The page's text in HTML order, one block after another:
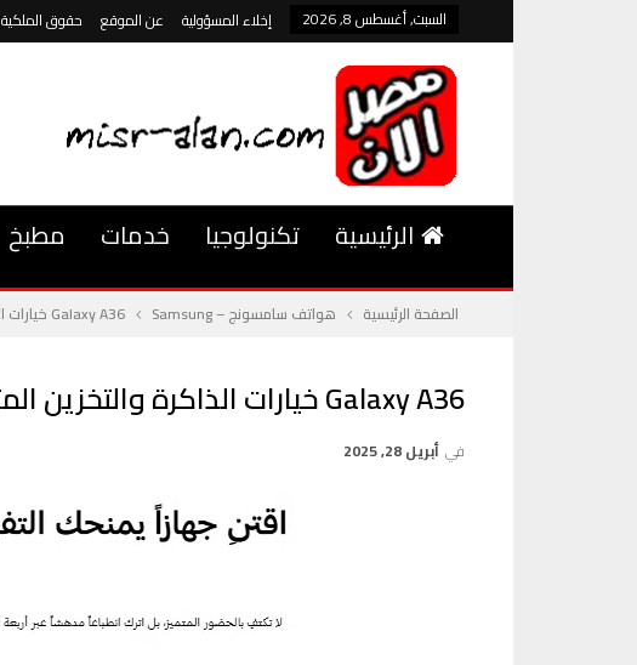
السبت, أغسطس 8, 2026 إخلاء المسؤولية عن الموقع حقوق الملكية DMCA
الرئيسية تكنولوجيا خدمات مطبخ
الصفحة الرئيسية هواتف سامسونج – Samsung Galaxy A36 خيارات الذاكرة والتخزين المتاحة
Galaxy A36 خيارات الذاكرة والتخزين المتاحة
في أبريل 28, 2025